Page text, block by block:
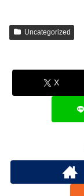
Uncategorized
X